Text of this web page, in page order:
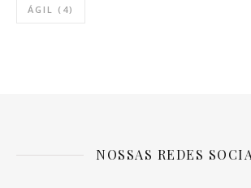
ÁGIL (4)
NOSSAS REDES